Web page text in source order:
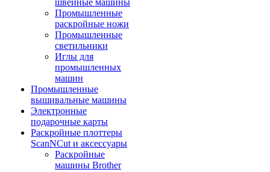
швейные машины
Промышленные
раскройные ножи
Промышленные
светильники
Иглы для
промышленных
машин
Промышленные
вышивальные машины
Электронные
подарочные карты
Раскройные плоттеры
ScanNCut и аксессуары
Раскройные
машины Brother